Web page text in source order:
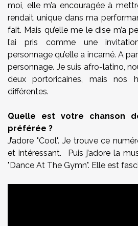
moi, elle m’a encouragée à
rendait unique dans ma
fait. Mais qu’elle me le dise m’a
l’ai pris comme une
personnage qu’elle a incarné. A
personnage. Je suis afro-latino,
deux portoricaines, mais nos
différentes.
Quelle est votre chanson
préférée ?
J’adore "Cool". Je trouve ce
et intéressant. Puis j’adore la
"Dance At The Gymn". Elle est